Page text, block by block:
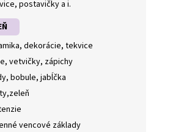
postavičky a i.
dekorácie, tekvice
vetvičky, zápichy
bobule, jabĺčka
vencové základy